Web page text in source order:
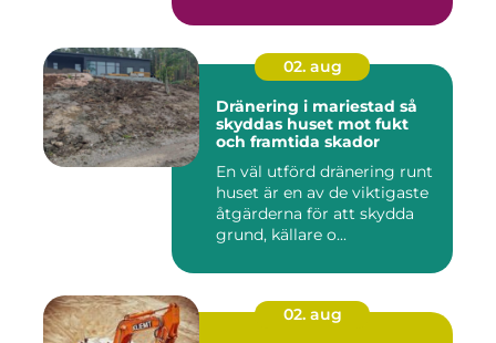
02. aug
Dränering i mariestad så
skyddas huset mot fukt
och framtida skador
En väl utförd dränering runt
huset är en av de viktigaste
åtgärderna för att skydda
grund, källare o...
02. aug